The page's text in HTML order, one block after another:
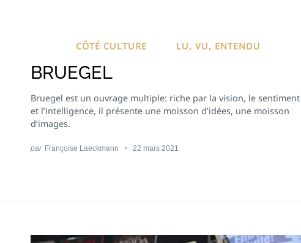
CÔTÉ CULTURE LU, VU, ENTENDU
BRUEGEL
Bruegel est un ouvrage multiple: riche par la vision, le sentiment
et l’intelligence, il présente une moisson d’idées, une moisson
d’images.
par Françoise Laeckmann 22 mars 2021